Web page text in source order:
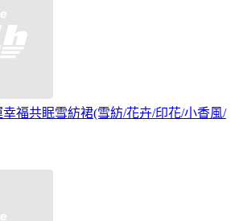
福共眠雪紡裙(雪紡/花卉/印花/小香風/